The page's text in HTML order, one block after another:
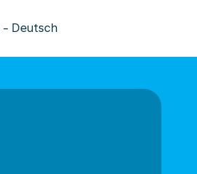
- Deutsch